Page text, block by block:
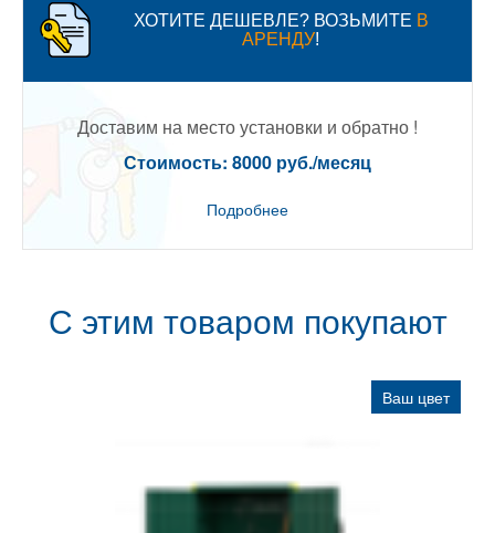
ХОТИТЕ ДЕШЕВЛЕ? ВОЗЬМИТЕ В
АРЕНДУ!
Доставим на место установки и обратно !
Стоимость: 8000 руб./месяц
Подробнее
С этим товаром покупают
Ваш цвет